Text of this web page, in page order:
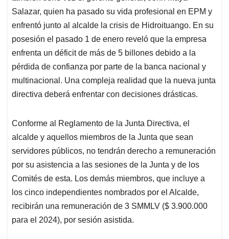
Salazar, quien ha pasado su vida profesional en EPM y
enfrentó junto al alcalde la crisis de Hidroituango. En su
posesión el pasado 1 de enero reveló que la empresa
enfrenta un déficit de más de 5 billones debido a la
pérdida de confianza por parte de la banca nacional y
multinacional. Una compleja realidad que la nueva junta
directiva deberá enfrentar con decisiones drásticas.
Conforme al Reglamento de la Junta Directiva, el
alcalde y aquellos miembros de la Junta que sean
servidores públicos, no tendrán derecho a remuneración
por su asistencia a las sesiones de la Junta y de los
Comités de esta. Los demás miembros, que incluye a
los cinco independientes nombrados por el Alcalde,
recibirán una remuneración de 3 SMMLV ($ 3.900.000
para el 2024), por sesión asistida.